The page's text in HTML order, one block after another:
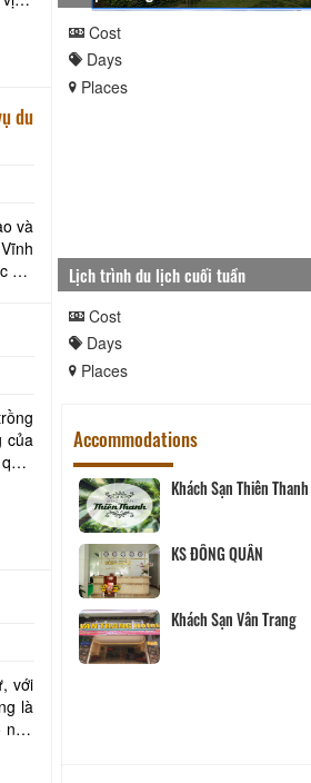
du
và
xã,
của
với
là
Cost
Days
Places
Lịch trình du lịch cuối tuần
Cost
Days
Places
Accommodations
Khách Sạn Thiên Thanh
KS ĐÔNG QUÂN
Khách Sạn Vân Trang